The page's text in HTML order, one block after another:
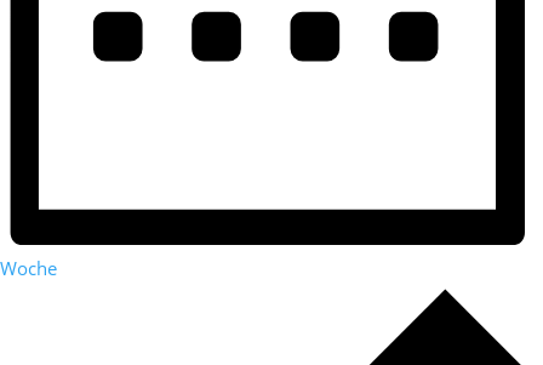
Woche